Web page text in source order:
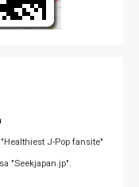
J-Pop fansite"
"Seekjapan.jp".